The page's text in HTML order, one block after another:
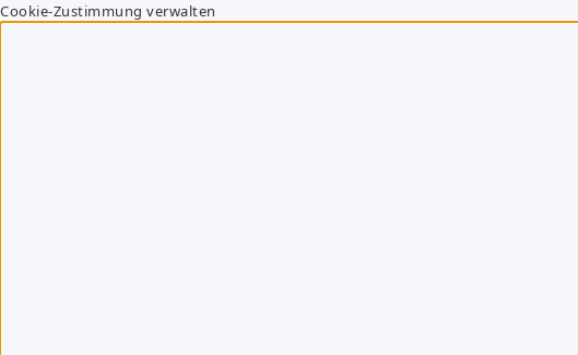
Cookie-Zustimmung verwalten